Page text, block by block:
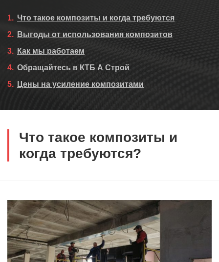
Что такое композиты и когда требуются
Выгоды от использования композитов
Как мы работаем
Обращайтесь в КТБ А Строй
Цены на усиление композитами
Что такое композиты и
когда требуются?